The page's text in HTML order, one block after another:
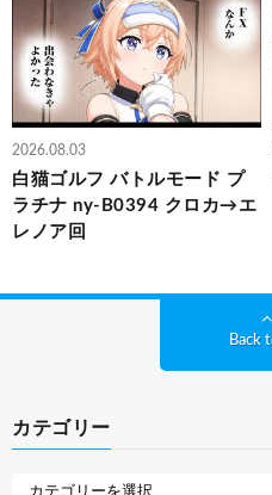
2026.08.03
白猫ゴルフ バトルモード プ
ラチナ ny-B0394 クロカ→エ
レノア回
Back
カテゴリー